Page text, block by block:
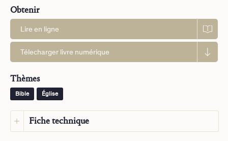
Obtenir
Lire en ligne
Télecharger livre numérique
Thèmes
Bible Église
Fiche technique
La Trilogie
Essais
Parole et contemplation
La prière contemplative
Méditer en chrétien
Le roi David
Nativité et adoration